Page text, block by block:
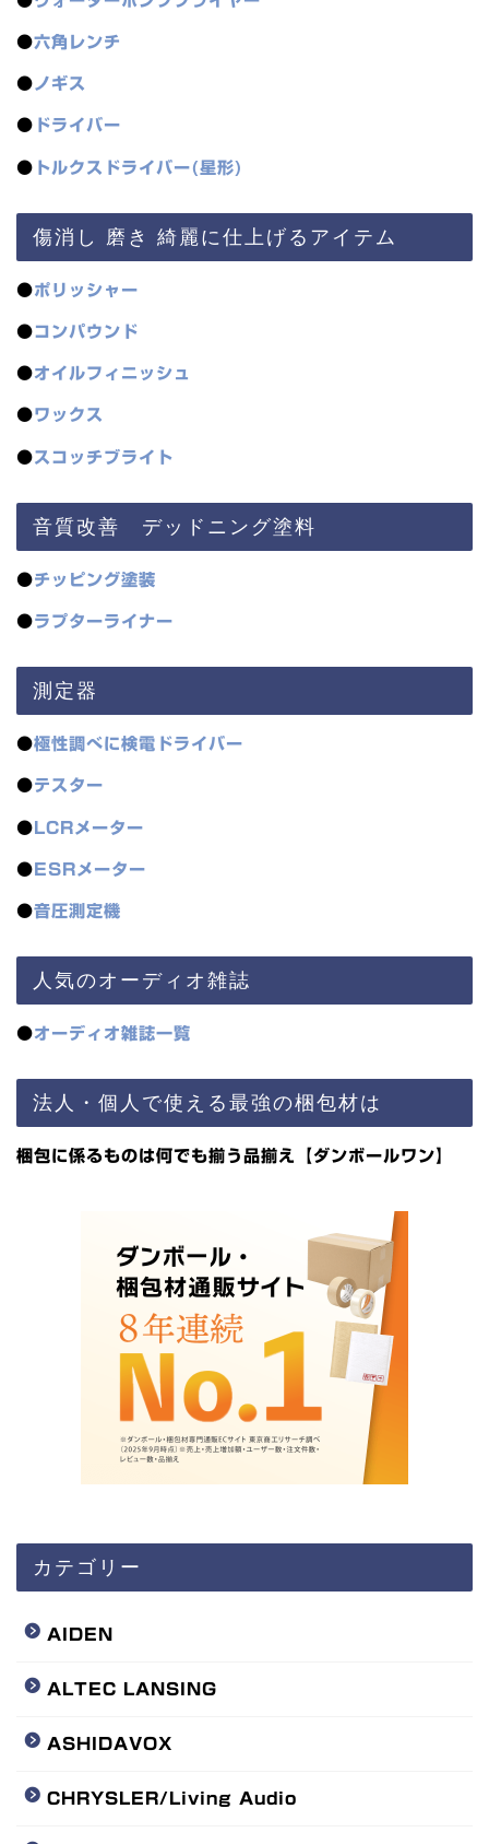
●六角レンチ
●ノギス
● ドライバー
● トルクスドライバー(星形)
傷消し 磨き 綺麗に仕上げるアイテム
●ポリッシャー
●コンパウンド
●オイルフィニッシュ
●ワックス
●スコッチブライト
音質改善 デッドニング塗料
●チッピング塗装
●ラプターライナー
測定器
●極性調べに検電ドライバー
●テスター
● LCRメーター
● ESRメーター
●音圧測定機
人気のオーディオ雑誌
●オーディオ雑誌一覧
法人・個人で使える最強の梱包材は
梱包に係るものは何でも揃う品揃え【ダンボールワン】
カテゴリー
AIDEN
ALTEC LANSING
ASHIDAVOX
CHRYSLER/Living Audio